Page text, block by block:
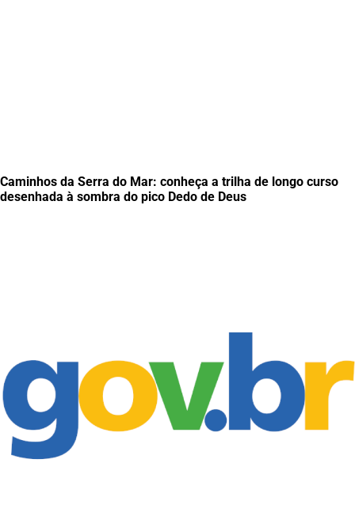
Caminhos da Serra do Mar: conheça a trilha de longo curso
desenhada à sombra do pico Dedo de Deus